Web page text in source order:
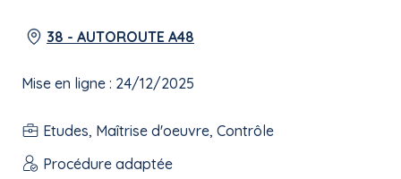
38 - AUTOROUTE A48
Mise en ligne : 24/12/2025
Etudes, Maîtrise d'oeuvre, Contrôle
Procédure adaptée